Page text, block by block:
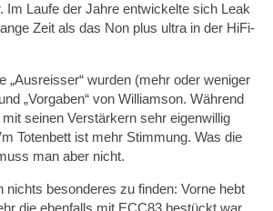
Im Laufe der Jahre entwickelte sich Leak
Zeit als das Non plus ultra in der HiFi-
„Ausreisser“ wurden (mehr oder weniger
„Vorgaben“ von Williamson. Während
seinen Verstärkern sehr eigenwillig
Totenbett ist mehr Stimmung. Was die
man aber nicht.
nichts besonderes zu finden: Vorne hebt
die ebenfalls mit ECC83 bestückt war.